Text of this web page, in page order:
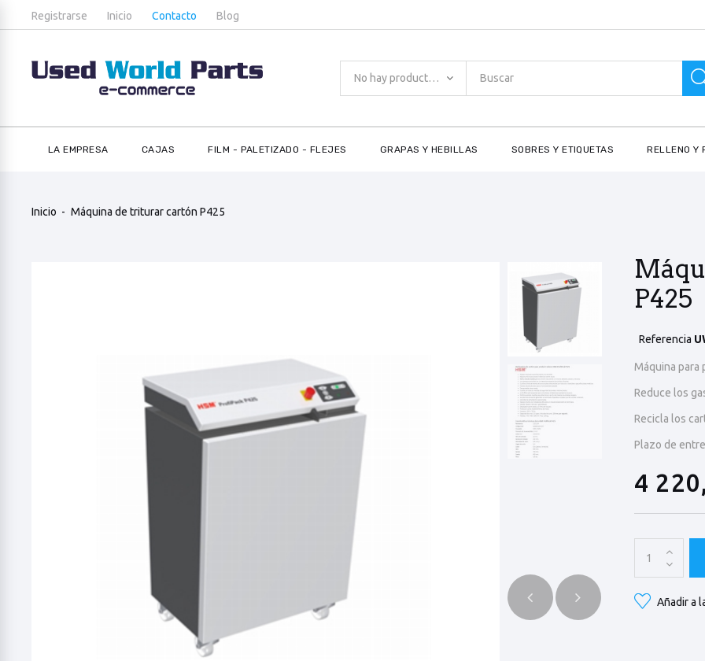
Registrarse Inicio Contacto Blog
No hay productos encontrados
LA EMPRESA CAJAS FILM - PALETIZADO - FLEJES GRAPAS Y HEBILLAS SOBRES Y ETIQUETAS RELLENO Y
Inicio Máquina de triturar cartón P425
P425
Referencia
Máquina para
Reduce los
Recicla los
Plazo de
4
Añadir a